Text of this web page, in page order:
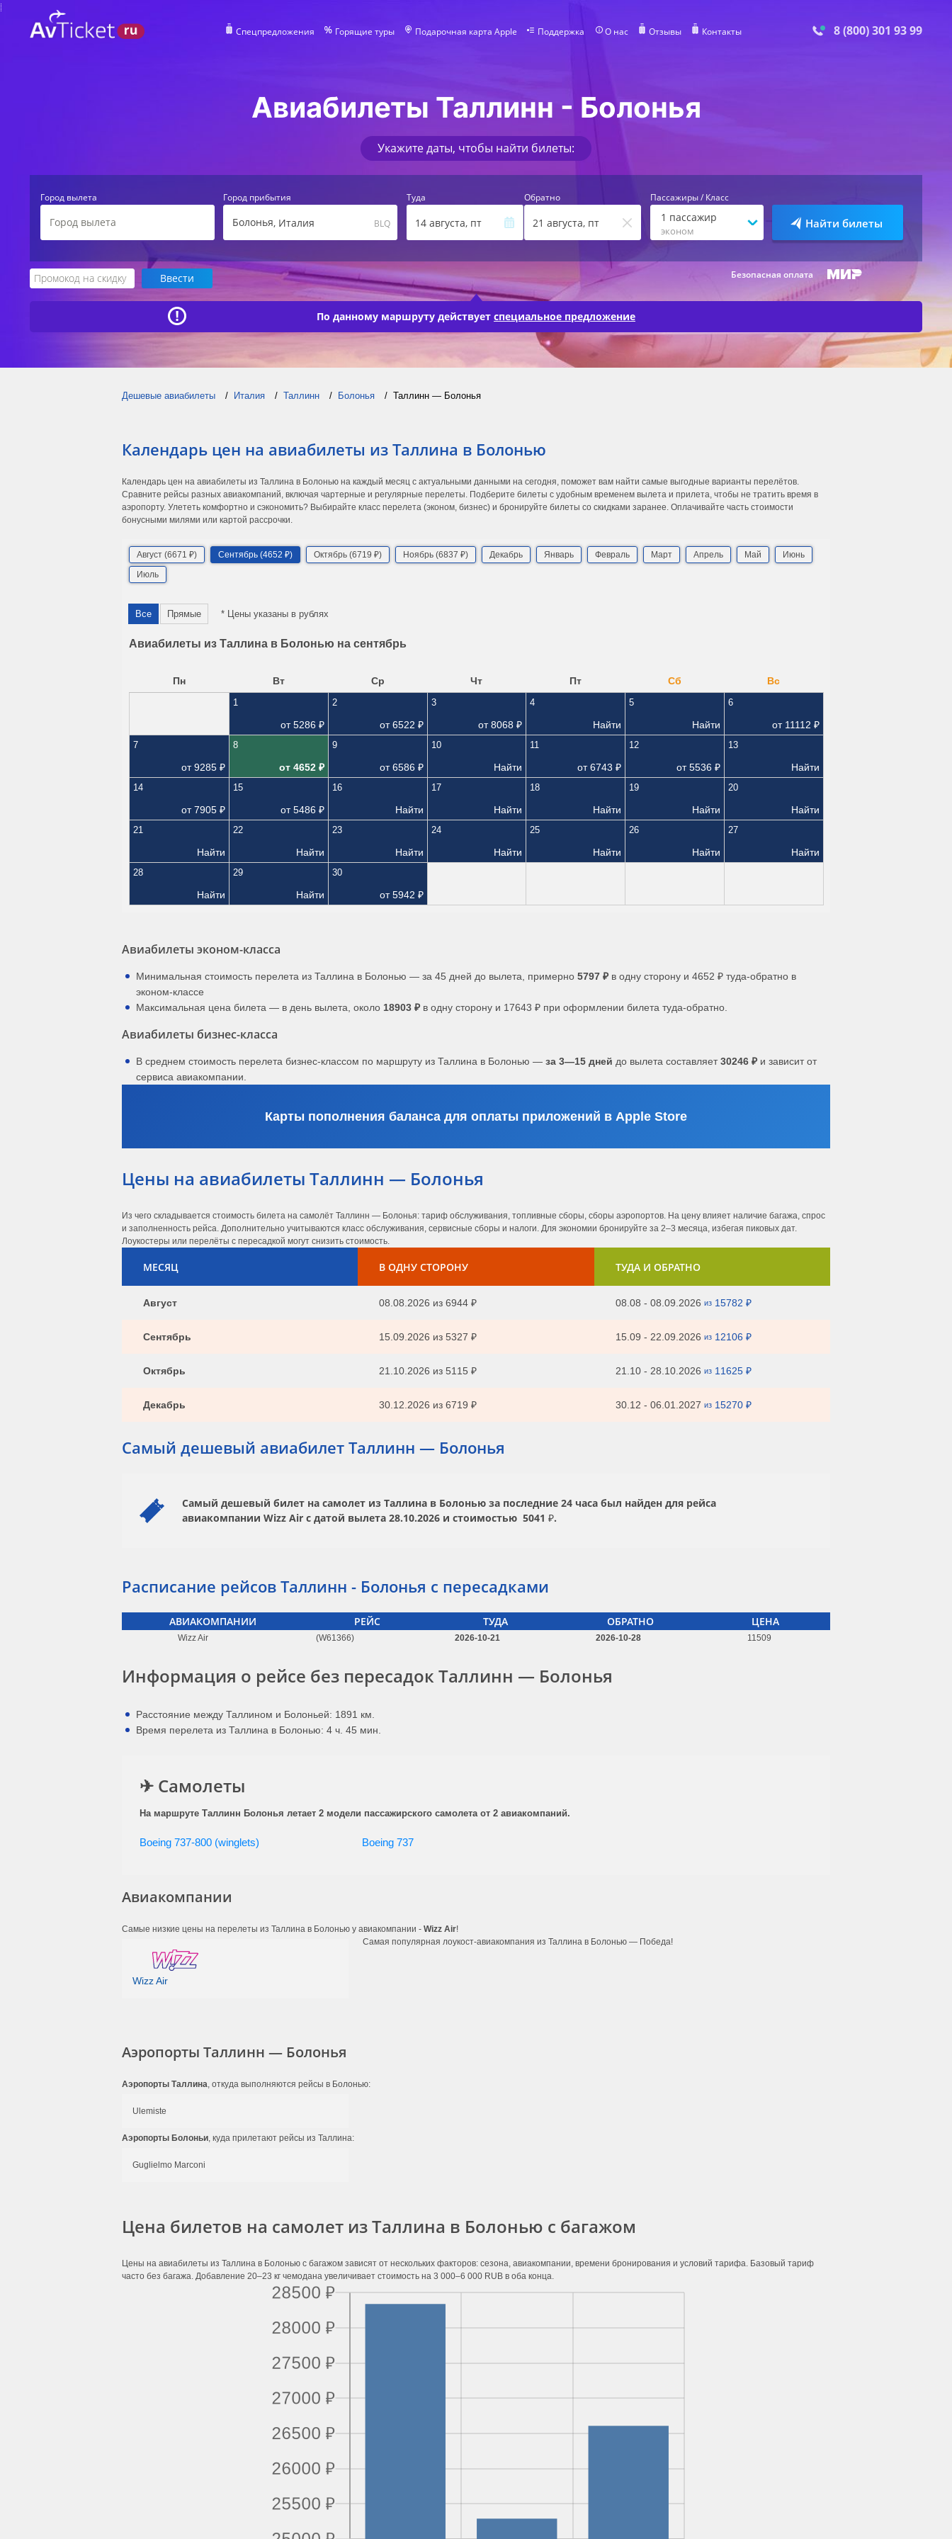
Спецпредложения Горящие туры Подарочная карта Apple Поддержка О нас Отзывы Контакты 8 (800) 301 93 99
Авиабилеты Таллинн - Болонья
Укажите даты, чтобы найти билеты:
Город вылета Город прибытия
Болонья, Италия BLQ
Туда
14 августа, пт
Обратно
21 августа, пт
Пассажиры / Класс
1 пассажир
эконом
Найти билеты
Безопасная оплата
По данному маршруту действует специальное предложение
Дешевые авиабилеты Италия Таллинн Болонья Таллинн — Болонья
Календарь цен на авиабилеты из Таллина в Болонью
Календарь цен на авиабилеты из Таллина в Болонью на каждый месяц с актуальными данными на сегодня, поможет вам найти самые выгодные варианты перелётов.
Сравните рейсы разных авиакомпаний, включая чартерные и регулярные перелеты. Подберите билеты с удобным временем вылета и прилета, чтобы не тратить время в
аэропорту. Улететь комфортно и сэкономить? Выбирайте класс перелета (эконом, бизнес) и бронируйте билеты со скидками заранее. Оплачивайте часть стоимости
бонусными милями или картой рассрочки.
Август (6671 ₽) Сентябрь (4652 ₽) Октябрь (6719 ₽) Ноябрь (6837 ₽) Декабрь Январь Февраль Март Апрель Май
Июнь
Июль
Все Прямые * Цены указаны в рублях
Авиабилеты из Таллина в Болонью на сентябрь
Пн Вт Ср Чт Пт Сб Вс
1
от 5286 ₽
2
от 6522 ₽
3
от 8068 ₽
4
Найти
5
Найти
6
от 11112 ₽
7
от 9285 ₽
8
от 4652 ₽
9
от 6586 ₽
10
Найти
11
от 6743 ₽
12
от 5536 ₽
13
Найти
14
от 7905 ₽
15
от 5486 ₽
16
Найти
17
Найти
18
Найти
19
Найти
20
Найти
21
Найти
22
Найти
23
Найти
24
Найти
25
Найти
26
Найти
27
Найти
28
Найти
29
Найти
30
от 5942 ₽
Авиабилеты эконом-класса
Минимальная стоимость перелета из Таллина в Болонью — за 45 дней до вылета, примерно 5797 ₽ в одну сторону и 4652 ₽ туда-обратно в
эконом-классе
Максимальная цена билета — в день вылета, около 18903 ₽ в одну сторону и 17643 ₽ при оформлении билета туда-обратно.
Авиабилеты бизнес-класса
В среднем стоимость перелета бизнес-классом по маршруту из Таллина в Болонью — за 3—15 дней до вылета составляет30246 ₽ и зависит от
сервиса авиакомпании.
Карты пополнения баланса для оплаты приложений в Apple Store
Цены на авиабилеты Таллинн — Болонья
Из чего складывается стоимость билета на самолёт Таллинн — Болонья: тариф обслуживания, топливные сборы, сборы аэропортов. На цену влияет наличие багажа, спрос
и заполненность рейса. Дополнительно учитываются класс обслуживания, сервисные сборы и налоги. Для экономии бронируйте за 2–3 месяца, избегая пиковых дат.
Лоукостеры или перелёты с пересадкой могут снизить стоимость.
МЕСЯЦ В ОДНУ СТОРОНУ ТУДА И ОБРАТНО
Август 08.08.2026 из 6944 ₽ 08.08 - 08.09.2026 из 15782 ₽
Сентябрь 15.09.2026 из 5327 ₽ 15.09 - 22.09.2026 из 12106 ₽
Октябрь 21.10.2026 из 5115 ₽ 21.10 - 28.10.2026 из 11625 ₽
Декабрь 30.12.2026 из 6719 ₽ 30.12 - 06.01.2027 из 15270 ₽
Самый дешевый авиабилет Таллинн — Болонья
Самый дешевый билет на самолет из Таллина в Болонью за последние 24 часа был найден для рейса
авиакомпании Wizz Air с датой вылета 28.10.2026 и стоимостью 5041 ₽.
Расписание рейсов Таллинн - Болонья с пересадками
АВИАКОМПАНИИ РЕЙС ТУДА ОБРАТНО ЦЕНА
Wizz Air (W61366) 2026-10-21 2026-10-28 11509
Информация о рейсе без пересадок Таллинн — Болонья
Расстояние между Таллином и Болоньей: 1891 км.
Время перелета из Таллина в Болонью: 4 ч. 45 мин.
✈ Самолеты
На маршруте Таллинн Болонья летает 2 модели пассажирского самолета от 2 авиакомпаний.
Boeing 737-800 (winglets) Boeing 737
Авиакомпании
Самые низкие цены на перелеты из Таллина в Болонью у авиакомпании - Wizz Air!
Wizz Air
Самая популярная лоукост-авиакомпания из Таллина в Болонью — Победа!
Аэропорты Таллинн — Болонья
Аэропорты Таллина, откуда выполняются рейсы в Болонью:
Ulemiste
Аэропорты Болоньи, куда прилетают рейсы из Таллина:
Guglielmo Marconi
Цена билетов на самолет из Таллина в Болонью с багажом
Цены на авиабилеты из Таллина в Болонью с багажом зависят от нескольких факторов: сезона, авиакомпании, времени бронирования и условий тарифа. Базовый тариф
часто без багажа. Добавление 20–23 кг чемодана увеличивает стоимость на 3 000–6 000 RUB в оба конца.